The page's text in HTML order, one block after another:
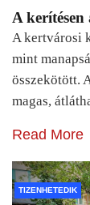
A kerítésen
A kertvárosi
mint
összekötött.
magas,
Read More
TIZENHETEDIK